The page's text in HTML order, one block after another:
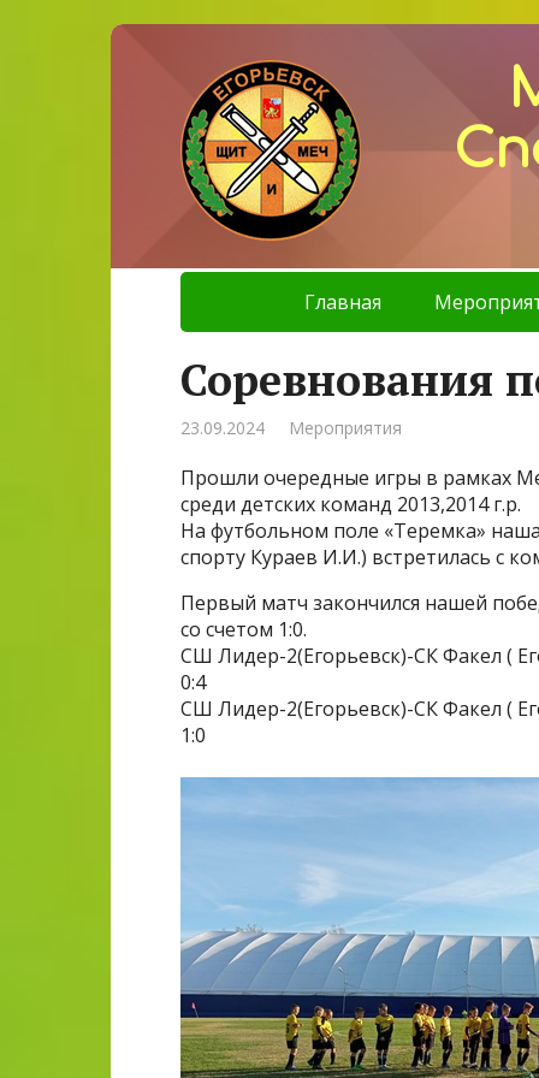
Главная
Соревнования
23.09.2024 Мероприятия
Прошли очередные игры в рамках
среди детских команд 2013,2014 г.р.
На футбольном поле «Теремка»
спорту Кураев И.И.) встретилась с
Первый матч закончился нашей
со счетом 1:0.
СШ Лидер-2(Егорьевск)-СК Факел (
0:4
СШ Лидер-2(Егорьевск)-СК Факел (
1:0